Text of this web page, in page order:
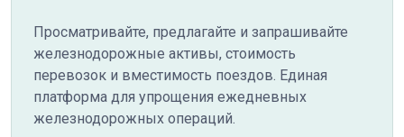
Просматривайте, предлагайте и запрашивайте
железнодорожные активы, стоимость
перевозок и вместимость поездов. Единая
платформа для упрощения ежедневных
железнодорожных операций.